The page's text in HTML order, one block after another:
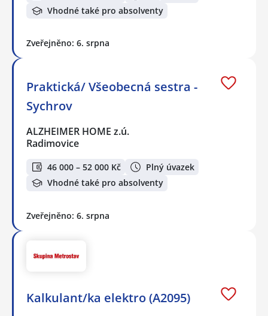
Vhodné také pro absolventy
Zveřejněno: 6. srpna
Praktická/ Všeobecná sestra -
Sychrov
ALZHEIMER HOME z.ú.
Radimovice
46 000 – 52 000 Kč
Plný úvazek
Vhodné také pro absolventy
Zveřejněno: 6. srpna
Kalkulant/ka elektro (A2095)